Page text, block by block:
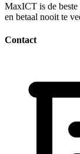
MaxICT is de
en betaal nooit te
Contact